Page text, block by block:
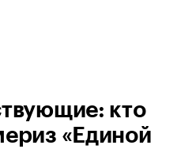
кто
«Единой